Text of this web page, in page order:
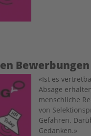
«Ist es
Absage
menschliche
von
Gefahren.
Gedanken.»